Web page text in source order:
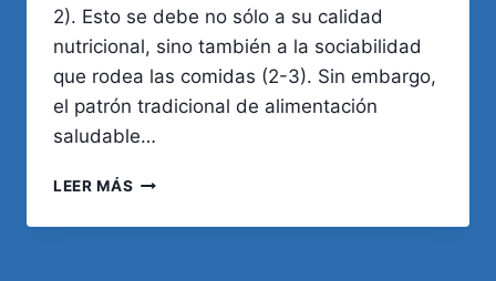
2). Esto se debe no sólo a su calidad
nutricional, sino también a la sociabilidad
que rodea las comidas (2-3). Sin embargo,
el patrón tradicional de alimentación
saludable…
LEER MÁS CONSUMO
ALIMENTOS